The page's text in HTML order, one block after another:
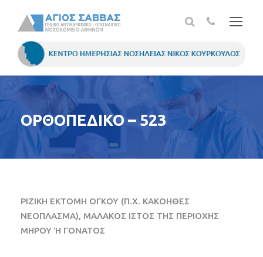
ΟΡΘΟΠΕΔΙΚΟ – 523
ΡΙΖΙΚΗ ΕΚΤΟΜΗ ΟΓΚΟΥ (Π.Χ. ΚΑΚΟΗΘΕΣ
ΝΕΟΠΛΑΣΜΑ), ΜΑΛΑΚΟΣ ΙΣΤΟΣ ΤΗΣ ΠΕΡΙΟΧΗΣ
ΜΗΡΟΥ Ή ΓΟΝΑΤΟΣ